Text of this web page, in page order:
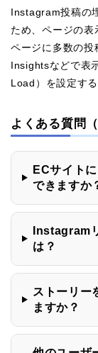
Instagram投稿の
ため、ページの表
ページに多数の
Insightsなどで表
Load）を設定す
よくある質問（
ECサイト
できますか
Instagram
は？
ストーリー
ますか？